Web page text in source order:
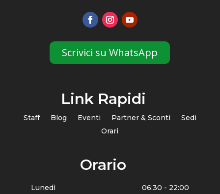
Scrivici su WhatsApp
Link Rapidi
Staff Blog Eventi Partner & Sconti
Sedi
Orari
Orario
Lunedì
06:30 - 22:00